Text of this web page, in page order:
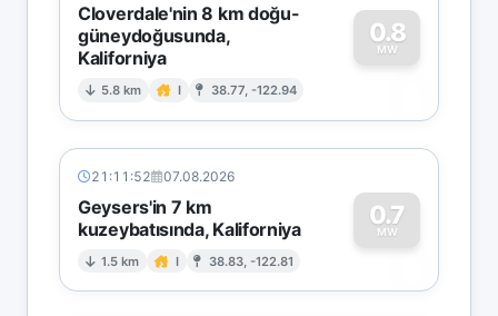
Cloverdale'nin 8 km doğu-
güneydoğusunda,
Kaliforniya
5.8 km I 38.77, -122.94
0.8
MW
0
21:11:52 07.08.2026
Geysers'in 7 km
kuzeybatısında, Kaliforniya
1.5 km I 38.83, -122.81
0.7
MW
0